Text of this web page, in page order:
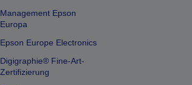
Management Epson
Europa
Epson Europe Electronics
Digigraphie® Fine-Art-
Zertifizierung